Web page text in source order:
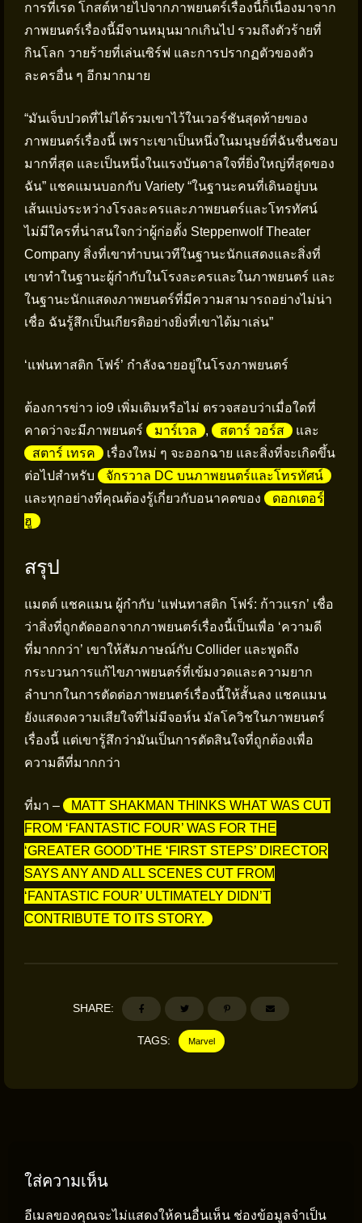
การที่เรด โกสต์หายไปจากภาพยนตร์เรื่องนี้ก็เนื่องมาจาก
ภาพยนตร์เรื่องนี้มีจานหมุนมากเกินไป รวมถึงตัวร้ายที่
กินโลก วายร้ายที่เล่นเซิร์ฟ และการปรากฏตัวของตัว
ละครอื่น ๆ อีกมากมาย
“มันเจ็บปวดที่ไม่ได้รวมเขาไว้ในเวอร์ชันสุดท้ายของ
ภาพยนตร์เรื่องนี้ เพราะเขาเป็นหนึ่งในมนุษย์ที่ฉันชื่นชอบ
มากที่สุด และเป็นหนึ่งในแรงบันดาลใจที่ยิ่งใหญ่ที่สุดของ
ฉัน” แชคแมนบอกกับ Variety “ในฐานะคนที่เดินอยู่บน
เส้นแบ่งระหว่างโรงละครและภาพยนตร์และโทรทัศน์
ไม่มีใครที่น่าสนใจกว่าผู้ก่อตั้ง Steppenwolf Theater
Company สิ่งที่เขาทำบนเวทีในฐานะนักแสดงและสิ่งที่
เขาทำในฐานะผู้กำกับในโรงละครและในภาพยนตร์ และ
ในฐานะนักแสดงภาพยนตร์ที่มีความสามารถอย่างไม่น่า
เชื่อ ฉันรู้สึกเป็นเกียรติอย่างยิ่งที่เขาได้มาเล่น”
‘แฟนทาสติก โฟร์’ กำลังฉายอยู่ในโรงภาพยนตร์
ต้องการข่าว io9 เพิ่มเติมหรือไม่ ตรวจสอบว่าเมื่อใดที่
คาดว่าจะมีภาพยนตร์
มาร์เวล , สตาร์ วอร์ส
และ
สตาร์ เทรค
เรื่องใหม่ ๆ จะออกฉาย และสิ่งที่จะเกิดขึ้น
ต่อไปสำหรับ
จักรวาล DC บนภาพยนตร์และโทรทัศน์
และทุกอย่างที่คุณต้องรู้เกี่ยวกับอนาคตของ
ดอกเตอร์
ฮู
สรุป
แมตต์ แชคแมน ผู้กำกับ ‘แฟนทาสติก โฟร์: ก้าวแรก’ เชื่อ
ว่าสิ่งที่ถูกตัดออกจากภาพยนตร์เรื่องนี้เป็นเพื่อ ‘ความดี
ที่มากกว่า’ เขาให้สัมภาษณ์กับ Collider และพูดถึง
กระบวนการแก้ไขภาพยนตร์ที่เข้มงวดและความยาก
ลำบากในการตัดต่อภาพยนตร์เรื่องนี้ให้สั้นลง แชคแมน
ยังแสดงความเสียใจที่ไม่มีจอห์น มัลโควิชในภาพยนตร์
เรื่องนี้ แต่เขารู้สึกว่ามันเป็นการตัดสินใจที่ถูกต้องเพื่อ
ความดีที่มากกว่า
ที่มา –
MATT SHAKMAN THINKS WHAT WAS CUT
FROM ‘FANTASTIC FOUR’ WAS FOR THE
‘GREATER GOOD’THE ‘FIRST STEPS’ DIRECTOR
SAYS ANY AND ALL SCENES CUT FROM
‘FANTASTIC FOUR’ ULTIMATELY DIDN’T
CONTRIBUTE TO ITS STORY.
SHARE:
TAGS: Marvel
ใส่ความเห็น
อีเมลของคุณจะไม่แสดงให้คนอื่นเห็น ช่องข้อมูลจำเป็น